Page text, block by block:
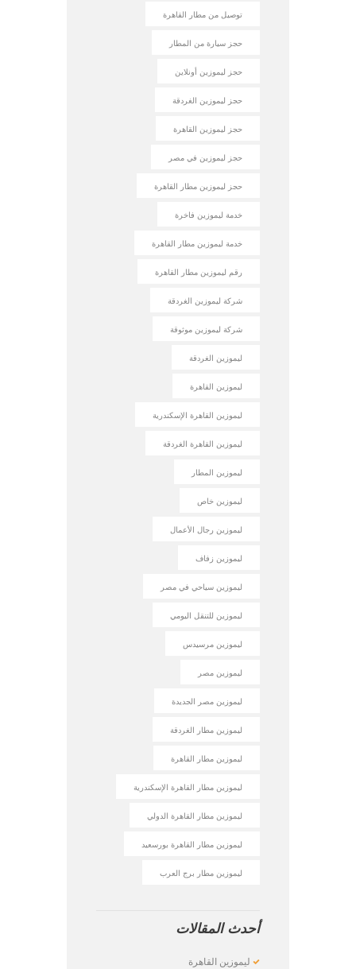
توصيل من مطار القاهرة
حجز سيارة من المطار
حجز ليموزين أونلاين
حجز ليموزين الغردقة
حجز ليموزين القاهرة
حجز ليموزين في مصر
حجز ليموزين مطار القاهرة
خدمة ليموزين فاخرة
خدمة ليموزين مطار القاهرة
رقم ليموزين مطار القاهرة
شركة ليموزين الغردقة
شركة ليموزين موثوقة
ليموزين الغردقة
ليموزين القاهرة
ليموزين القاهرة الإسكندرية
ليموزين القاهرة الغردقة
ليموزين المطار
ليموزين خاص
ليموزين رجال الأعمال
ليموزين زفاف
ليموزين سياحي في مصر
ليموزين للتنقل اليومي
ليموزين مرسيدس
ليموزين مصر
ليموزين مصر الجديدة
ليموزين مطار الغردقة
ليموزين مطار القاهرة
ليموزين مطار القاهرة الإسكندرية
ليموزين مطار القاهرة الدولي
ليموزين مطار القاهرة بورسعيد
ليموزين مطار برج العرب
أحدث المقالات
ليموزين القاهرة